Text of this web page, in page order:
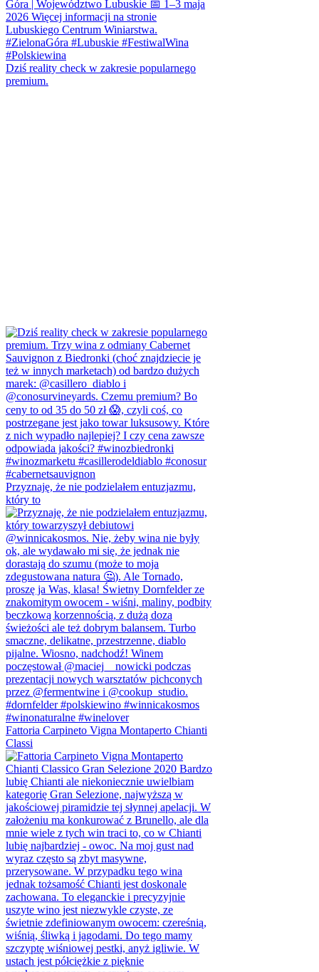
Dziś reality check w zakresie popularnego
premium.
Przyznaję, że nie podzielałem entuzjazmu,
który to
Fattoria Carpineto Vigna Montaperto Chianti
Classi